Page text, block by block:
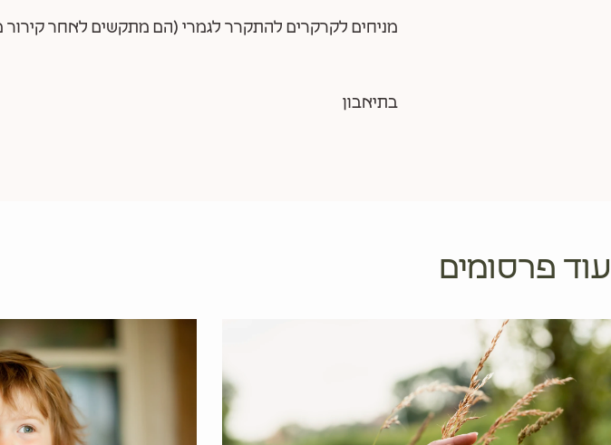
מניחים לקרקרים להתקרר לגמרי (הם מתקשים לאחר קירור
בתיאבון
עוד פרסומים